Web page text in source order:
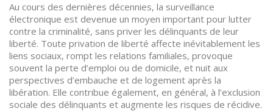
Au cours des dernières décennies, la surveillance
électronique est devenue un moyen important pour lutter
contre la criminalité, sans priver les délinquants de leur
liberté. Toute privation de liberté affecte inévitablement les
liens sociaux, rompt les relations familiales, provoque
souvent la perte d’emploi ou de domicile, et nuit aux
perspectives d’embauche et de logement après la
libération. Elle contribue également, en général, à l’exclusion
sociale des délinquants et augmente les risques de récidive.